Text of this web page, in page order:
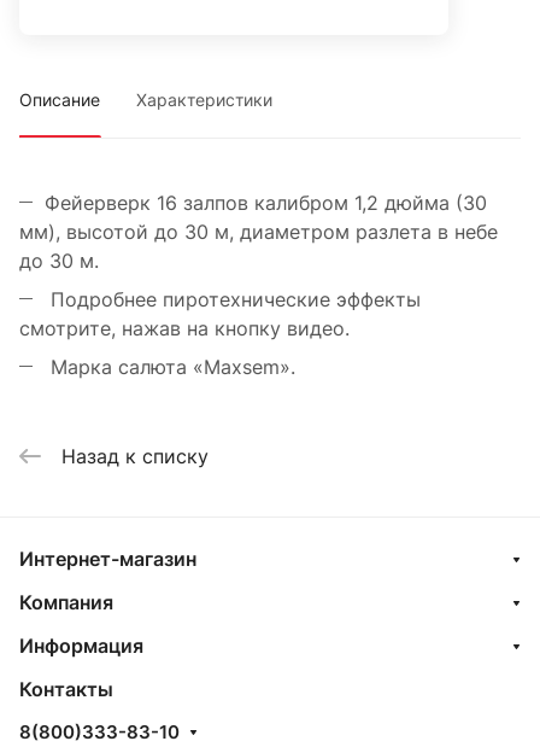
Описание Характеристики
Фейерверк 16 залпов калибром 1,2 дюйма (30
мм), высотой до 30 м, диаметром разлета в небе
до 30 м.
Подробнее пиротехнические эффекты
смотрите, нажав на кнопку видео.
Марка салюта «Maxsem».
Назад к списку
Интернет-магазин
Компания
Информация
Контакты
8(800)333-83-10